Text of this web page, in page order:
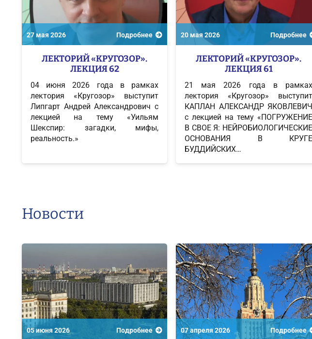
27 мая 2026 Подробнее
ЛЕКТОРИЙ «КРУГОЗОР».
ЛЕКЦИЯ 62
04 июня 2026 года в рамках
лектория «Кругозор» выступит
Липгарт Андрей Александрович с
лекцией на тему «Уильям
Шекспир: загадки, мифы,
реальность.»
20 мая 2026 Подробнее
ЛЕКТОРИЙ «КРУГОЗОР».
ЛЕКЦИЯ 61
21 мая 2026 года в рамках
лектория «Кругозор» выступит
КАПЛАН АЛЕКСАНДР ЯКОВЛЕВИЧ
с лекцией на тему «ПОГРУЖЕНИЕ
В СВОЕ Я: НЕЙРОБИОЛОГИЧЕСКИЕ
ОСНОВАНИЯ В КРУГЕ
БУДДИЙСКИХ…
Новости
05 июня 2026 Подробнее 07 апреля 2026 Подробнее